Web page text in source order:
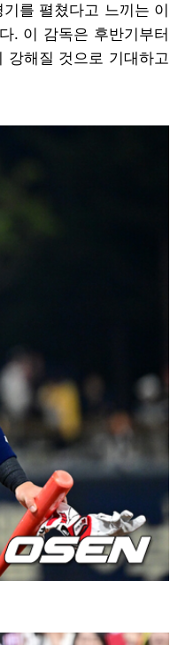
를 펼쳤다고 느끼는 이
. 이 감독은 후반기부터
강해질 것으로 기대하고